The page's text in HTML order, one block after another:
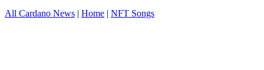
All Cardano News | Home | NFT Songs